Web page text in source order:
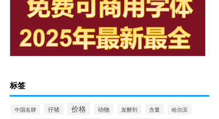
标签
中国名牌 仔猪 价格 动物 发酵剂 含量 哈尔滨